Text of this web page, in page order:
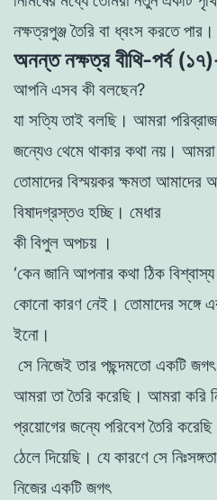
নক্ষত্রপুঞ্জ তৈরি বা ধ্বংস করতে পার।
অনন্ত নক্ষত্র বীথি-পর্ব
আপনি এসব কী বলছেন?
যা সত্যি তাই বলছি । আমরা
জন্যেও থেমে থাকার কথা নয়। আমরা
তোমাদের বিস্ময়কর ক্ষমতা আমাদের
বিষাদগ্রস্তও হচ্ছি। মেধার
কী বিপুল অপচয় ।
‘কেন জানি আপনার কথা ঠিক
কোনাে কারণ নেই। তােমাদের সঙ্গে
ইনাে।
সে নিজেইতার পছন্দমতো একটি জগৎ
আমরা তা তৈরি করেছি । আমরা করি
প্রয়ােগের জন্যে পরিবেশতৈরি
ঠেলে দিয়েছি। যে কারণে সে নিঃসঙ্গতা
নিজের একটি জগৎ